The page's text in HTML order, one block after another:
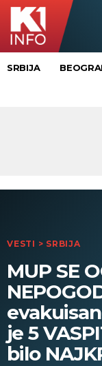
SRBIJA
VESTI > SRBIJA
MUP SE
je 5
bilo